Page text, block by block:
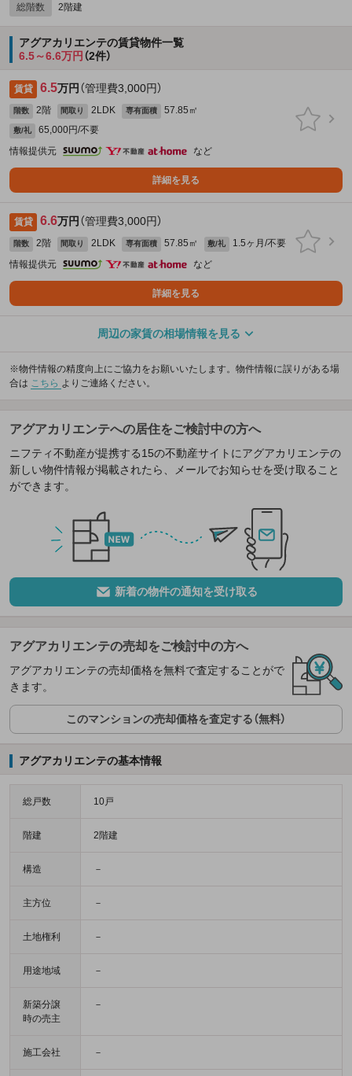
総階数 2階建
アグアカリエンテの賃貸物件一覧
6.5～6.6万円 （2件）
賃貸 6.5万円 （管理費3,000円）
階数 2階 間取り 2LDK 専有面積 57.85㎡
敷/礼
65,000円/不要
情報提供元
など
詳細を見る
賃貸 6.6万円 （管理費3,000円）
階数 2階 間取り 2LDK 専有面積 57.85㎡ 敷/礼
1.5ヶ月/不要
情報提供元
など
詳細を見る
周辺の家賃の相場情報を見る
※物件情報の精度向上にご協力をお願いいたします。物件情報に誤りがある場
合は こちら よりご連絡ください。
アグアカリエンテへの居住をご検討中の方へ
ニフティ不動産が提携する15の不動産サイトにアグアカリエンテの
新しい物件情報が掲載されたら、メールでお知らせを受け取ること
ができます。
新着の物件の通知を受け取る
アグアカリエンテの売却をご検討中の方へ
アグアカリエンテの売却価格を無料で査定することがで
きます。
このマンションの売却価格を査定する（無料）
アグアカリエンテの基本情報
総戸数 10戸
階建 2階建
構造 －
主方位 －
土地権利 －
用途地域 －
新築分譲
時の売主
－
施工会社 －